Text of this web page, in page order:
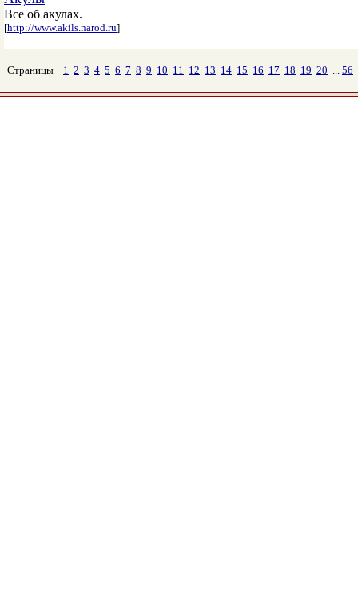
Все об акулах.
[http://www.akils.narod.ru]
Страницы 1 2 3 4 5 6 7 8 9 10 11 12 13 14 15 16 17 18 19 20 ... 56